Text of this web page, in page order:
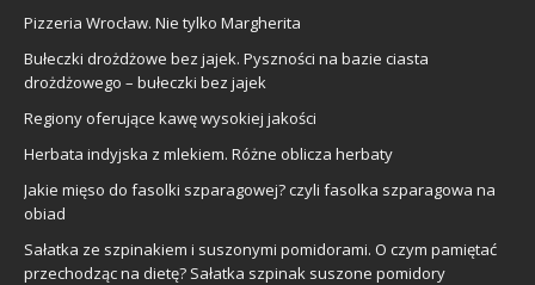
Pizzeria Wrocław. Nie tylko Margherita
Bułeczki drożdżowe bez jajek. Pyszności na bazie ciasta
drożdżowego – bułeczki bez jajek
Regiony oferujące kawę wysokiej jakości
Herbata indyjska z mlekiem. Różne oblicza herbaty
Jakie mięso do fasolki szparagowej? czyli fasolka szparagowa na
obiad
Sałatka ze szpinakiem i suszonymi pomidorami. O czym pamiętać
przechodząc na dietę? Sałatka szpinak suszone pomidory